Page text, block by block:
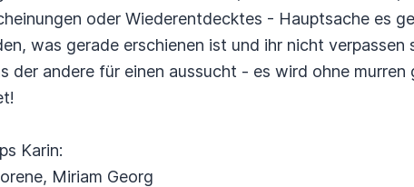
oder Wiederentdecktes - Hauptsache es
was gerade erschienen ist und ihr nicht
der andere für einen aussucht - es wird ohne
Karin:
Miriam Georg